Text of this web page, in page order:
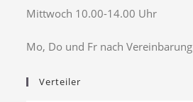
Mittwoch 10.00-14.00 Uhr
Mo, Do und Fr nach Vereinbarung
Verteiler